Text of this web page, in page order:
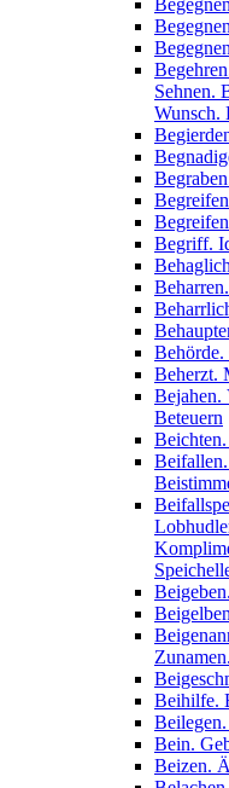
Sehnen.
Wunsch.
Begriff.
Beherzt.
Bejahen.
Beteuern
Beihilfe.
Beilegen.
Bein.
Beizen.